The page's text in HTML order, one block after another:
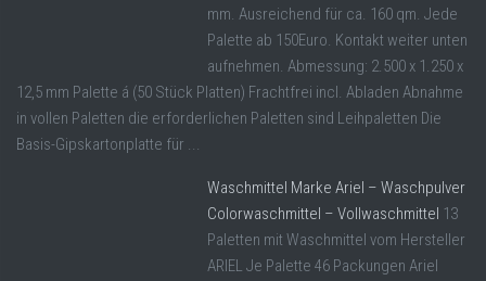
mm. Ausreichend für ca. 160 qm. Jede
Palette ab 150Euro. Kontakt weiter unten
aufnehmen. Abmessung: 2.500 x 1.250 x
12,5 mm Palette á (50 Stück Platten) Frachtfrei incl. Abladen Abnahme
in vollen Paletten die erforderlichen Paletten sind Leihpaletten Die
Basis-Gipskartonplatte für ...
Waschmittel Marke Ariel – Waschpulver
Colorwaschmittel – Vollwaschmittel 13
Paletten mit Waschmittel vom Hersteller
ARIEL Je Palette 46 Packungen Ariel